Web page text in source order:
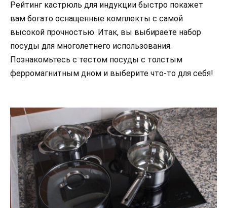
Рейтинг кастрюль для индукции быстро покажет
вам богато оснащенные комплекты с самой
высокой прочностью. Итак, вы выбираете набор
посуды для многолетнего использования.
Познакомьтесь с тестом посуды с толстым
ферромагнитным дном и выберите что-то для себя!